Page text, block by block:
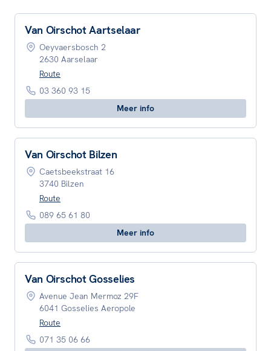
Van Oirschot Aartselaar
Oeyvaersbosch 2
2630 Aarselaar
Route
03 360 93 15
Meer info
Van Oirschot Bilzen
Caetsbeekstraat 16
3740 Bilzen
Route
089 65 61 80
Meer info
Van Oirschot Gosselies
Avenue Jean Mermoz 29F
6041 Gosselies Aeropole
Route
071 35 06 66